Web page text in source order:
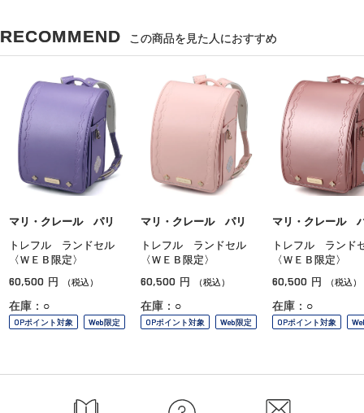
RECOMMEND この商品を見た人におすすめ
マリ・クレール パリ
トレフル ランドセル
〈ＷＥＢ限定〉
60,500 円 （税込）
在庫：○
OPポイント対象 Web限定
マリ・クレール パリ
トレフル ランドセル
〈ＷＥＢ限定〉
60,500 円 （税込）
在庫：○
OPポイント対象 Web限定
マリ・クレール
トレフル ランド
〈ＷＥＢ限定〉
60,500 円 （税込）
在庫：○
OPポイント対象